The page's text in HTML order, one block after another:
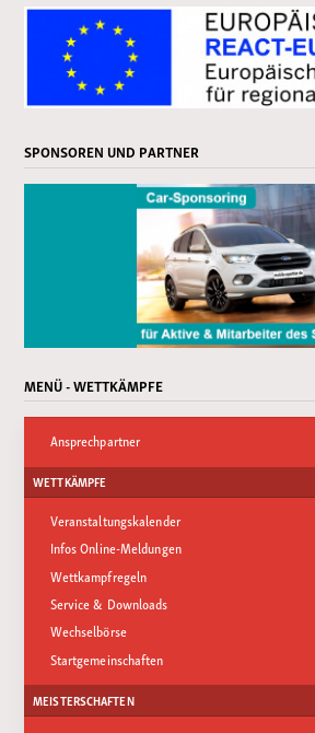
SPONSOREN UND PARTNER
MENÜ - WETTKÄMPFE
Ansprechpartner
WETTKÄMPFE
Veranstaltungskalender
Infos Online-Meldungen
Wettkampfregeln
Service & Downloads
Wechselbörse
Startgemeinschaften
MEISTERSCHAFTEN